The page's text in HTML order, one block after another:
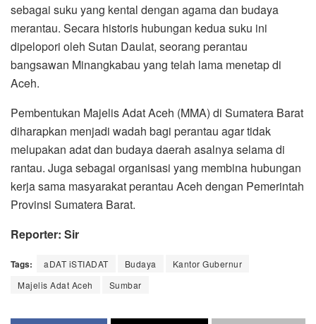
sebagai suku yang kental dengan agama dan budaya
merantau. Secara historis hubungan kedua suku ini
dipelopori oleh Sutan Daulat, seorang perantau
bangsawan Minangkabau yang telah lama menetap di
Aceh.
Pembentukan Majelis Adat Aceh (MMA) di Sumatera Barat
diharapkan menjadi wadah bagi perantau agar tidak
melupakan adat dan budaya daerah asalnya selama di
rantau. Juga sebagai organisasi yang membina hubungan
kerja sama masyarakat perantau Aceh dengan Pemerintah
Provinsi Sumatera Barat.
Reporter: Sir
Tags: aDAT iSTIADAT Budaya
Kantor Gubernur
Majelis Adat Aceh
Sumbar